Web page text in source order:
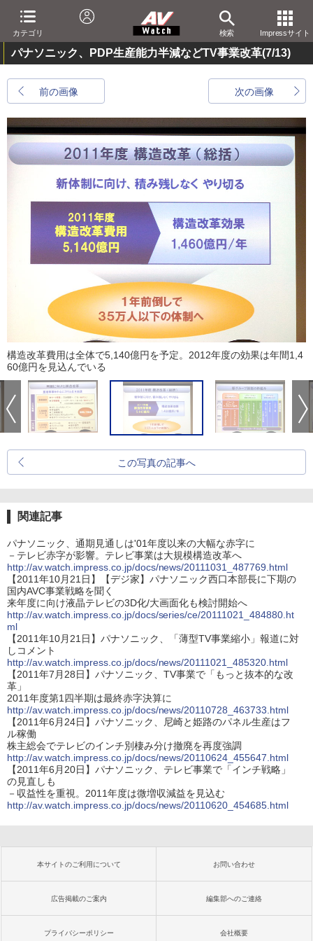
カテゴリ 検索 Impressサイト
パナソニック、PDP生産能力半減などTV事業改革(7/13)
前の画像 次の画像
構造改革費用は全体で5,140億円を予定。2012年度の効果は年間1,4
60億円を見込んでいる
この写真の記事へ
関連記事
パナソニック、通期見通しは'01年度以来の大幅な赤字に
－テレビ赤字が影響。テレビ事業は大規模構造改革へ
http://av.watch.impress.co.jp/docs/news/20111031_487769.html
【2011年10月21日】【デジ家】パナソニック西口本部長に下期の
国内AVC事業戦略を聞く
来年度に向け液晶テレビの3D化/大画面化も検討開始へ
http://av.watch.impress.co.jp/docs/series/ce/20111021_484880.ht
ml
【2011年10月21日】パナソニック、「薄型TV事業縮小」報道に対
しコメント
http://av.watch.impress.co.jp/docs/news/20111021_485320.html
【2011年7月28日】パナソニック、TV事業で「もっと抜本的な改
革」
2011年度第1四半期は最終赤字決算に
http://av.watch.impress.co.jp/docs/news/20110728_463733.html
【2011年6月24日】パナソニック、尼崎と姫路のパネル生産はフ
ル稼働
株主総会でテレビのインチ別棲み分け撤廃を再度強調
http://av.watch.impress.co.jp/docs/news/20110624_455647.html
【2011年6月20日】パナソニック、テレビ事業で「インチ戦略」
の見直しも
－収益性を重視。2011年度は微増収減益を見込む
http://av.watch.impress.co.jp/docs/news/20110620_454685.html
本サイトのご利用について お問い合わせ
広告掲載のご案内 編集部へのご連絡
プライバシーポリシー 会社概要